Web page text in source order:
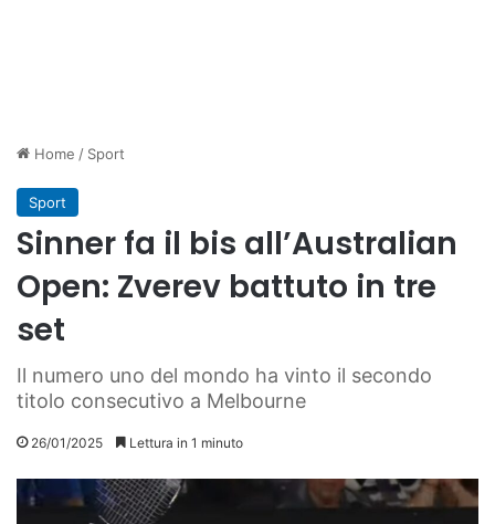
Home / Sport
Sport
Sinner fa il bis all’Australian
Open: Zverev battuto in tre
set
Il numero uno del mondo ha vinto il secondo
titolo consecutivo a Melbourne
26/01/2025 Lettura in 1 minuto